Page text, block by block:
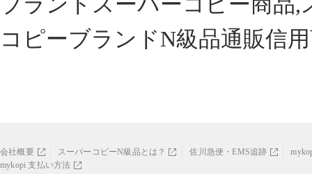
コピーブランドN級品通販信
会社概要 スーパーコピーN級品とは？ 佐川急便・EMS追跡
mykopi 支払い方法